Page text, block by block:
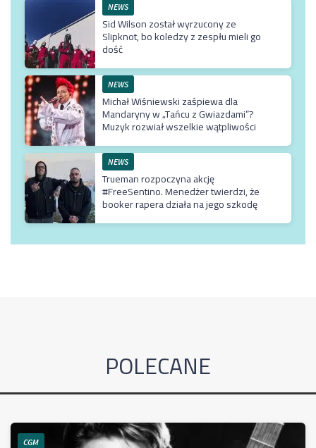
NEWS
Sid Wilson został wyrzucony ze
Slipknot, bo koledzy z zespłu mieli go
dość
NEWS
Michał Wiśniewski zaśpiewa dla
Mandaryny w „Tańcu z Gwiazdami”?
Muzyk rozwiał wszelkie wątpliwości
NEWS
Trueman rozpoczyna akcję
#FreeSentino. Menedżer twierdzi, że
booker rapera działa na jego szkodę
POLECANE
CGM